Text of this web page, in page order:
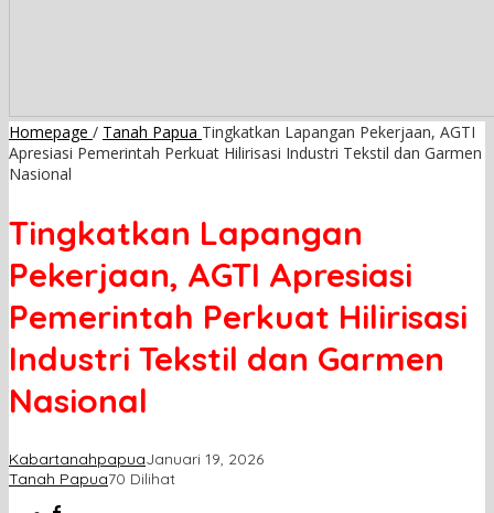
Homepage / Tanah Papua Tingkatkan Lapangan Pekerjaan, AGTI
Apresiasi Pemerintah Perkuat Hilirisasi Industri Tekstil dan Garmen
Nasional
Tingkatkan Lapangan
Pekerjaan, AGTI Apresiasi
Pemerintah Perkuat Hilirisasi
Industri Tekstil dan Garmen
Nasional
KabartanahpapuaJanuari 19, 2026
Tanah Papua70 Dilihat